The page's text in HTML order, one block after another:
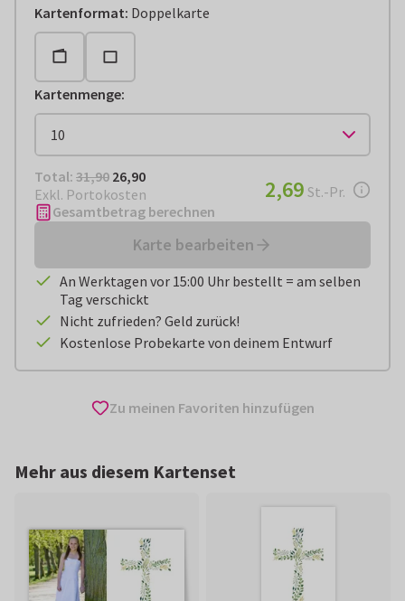
Kartenformat: Doppelkarte
Kartenmenge:
Total: € 26,90
Total: 31,90 26,90
Exkl. Portokosten
€ 2,69pro Stück
2,69 St.-Pr.
Gesamtbetrag berechnen
Karte bearbeiten
An Werktagen vor 15:00 Uhr bestellt = am selben
Tag verschickt
Nicht zufrieden? Geld zurück!
Kostenlose Probekarte von deinem Entwurf
Zu meinen Favoriten hinzufügen
Mehr aus diesem Kartenset